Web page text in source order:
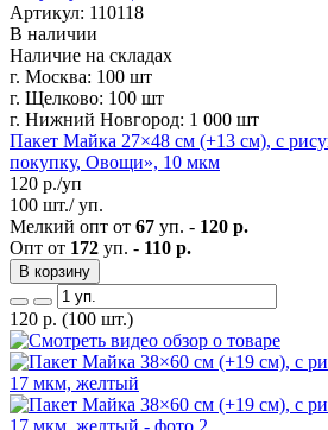
Артикул: 110118
В наличии
Наличие на складах
г. Москва: 100 шт
г. Щелково: 100 шт
г. Нижний Новгород: 1 000 шт
Пакет Майка 27×48 см (+13 см), с
покупку, Овощи», 10 мкм
120 р./уп
100 шт./ уп.
Мелкий опт от 67 уп. - 120 р.
Опт от 172 уп. - 110 р.
В корзину
120 р. (100 шт.)